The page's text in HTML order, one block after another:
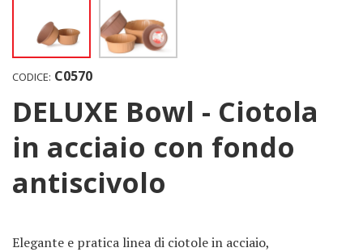
CODICE: C0570
DELUXE Bowl - Ciotola
in acciaio con fondo
antiscivolo
Elegante e pratica linea di ciotole in acciaio,